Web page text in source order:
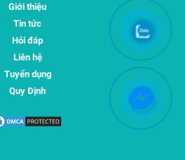
Giới thiệu
Tin tức
Hỏi đáp
Liên hệ
Tuyển dụng
Quy Định